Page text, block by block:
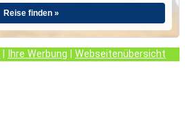
Reise finden »
Ihre Werbung Webseitenübersicht